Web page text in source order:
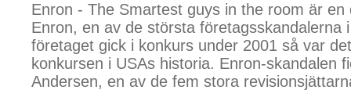
Enron - The Smartest guys in the room är en
Enron, en av de största företagsskandalerna
företaget gick i konkurs under 2001 så var
konkursen i USAs historia. Enron-skandalen
Andersen, en av de fem stora